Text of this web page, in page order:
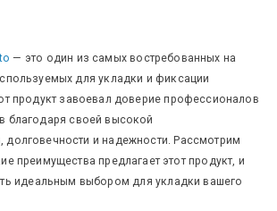
— это один из самых востребованных на
для укладки и фиксации
продукт завоевал доверие профессионалов
благодаря своей высокой
долговечности и надежности. Рассмотрим
преимущества предлагает этот продукт, и
идеальным выбором для укладки вашего